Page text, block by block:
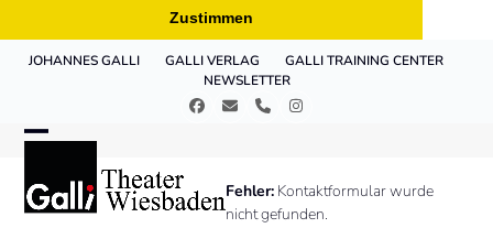
Zustimmen
JOHANNES GALLI GALLI VERLAG
GALLI TRAINING CENTER
NEWSLETTER
Facebook
E- TelefonInstagram
mobile
mobile
Fehler:Kontaktformular wurde
nicht gefunden.